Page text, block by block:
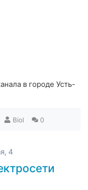
в городе Усть-
Biol 0
4